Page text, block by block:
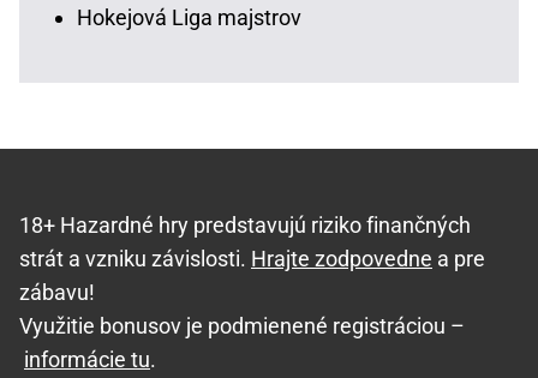
Hokejová Liga majstrov
18+ Hazardné hry predstavujú riziko finančných
strát a vzniku závislosti. Hrajte zodpovedne a pre
zábavu!
Využitie bonusov je podmienené registráciou –
informácie tu.